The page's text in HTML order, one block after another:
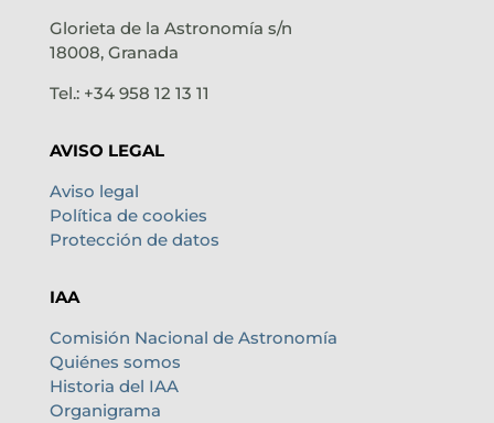
Glorieta de la Astronomía s/n
18008, Granada
Tel.: +34 958 12 13 11
AVISO LEGAL
Aviso legal
Política de cookies
Protección de datos
IAA
Comisión Nacional de Astronomía
Quiénes somos
Historia del IAA
Organigrama